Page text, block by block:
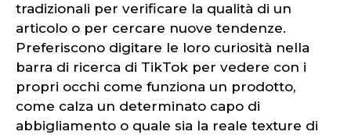
tradizionali per verificare la qualità di un
articolo o per cercare nuove tendenze.
Preferiscono digitare le loro curiosità nella
barra di ricerca di TikTok per vedere con i
propri occhi come funziona un prodotto,
come calza un determinato capo di
abbigliamento o quale sia la reale texture di